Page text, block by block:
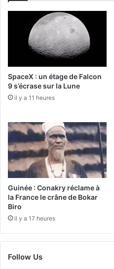
SpaceX : un étage de Falcon
9 s’écrase sur la Lune
il y a 11 heures
Guinée : Conakry réclame à
la France le crâne de Bokar
Biro
il y a 17 heures
Follow Us